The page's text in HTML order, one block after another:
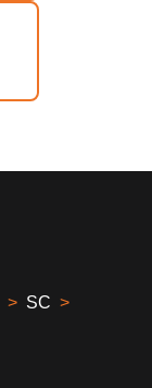
> SC >